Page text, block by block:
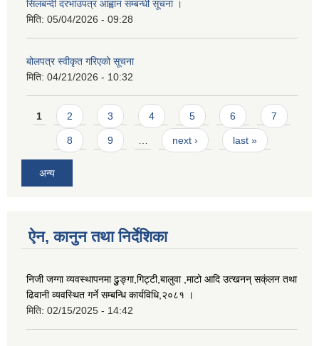
सिलबन्दी दरभाउपत्र आह्वान सम्बन्धी सूचना ।
मिति: 05/04/2026 - 09:28
बोलपत्र स्वीकृत गरिएको सूचना
मिति: 04/21/2026 - 10:32
Pages
1 2 3 4 5 6 7
8 9 next › last »
अन्य
ऐन, कानुन तथा निर्देशिका
निजी जग्गा व्यवस्थापनमा ढुुङ्गा,गिट्टी,बालुवा ,माटो आदि उत्खनन् सक्ंलन तथा
ढिवानी व्यवस्थित गर्ने सम्बन्धि कार्यविधि,२०८१ ।
मिति: 02/15/2025 - 14:42